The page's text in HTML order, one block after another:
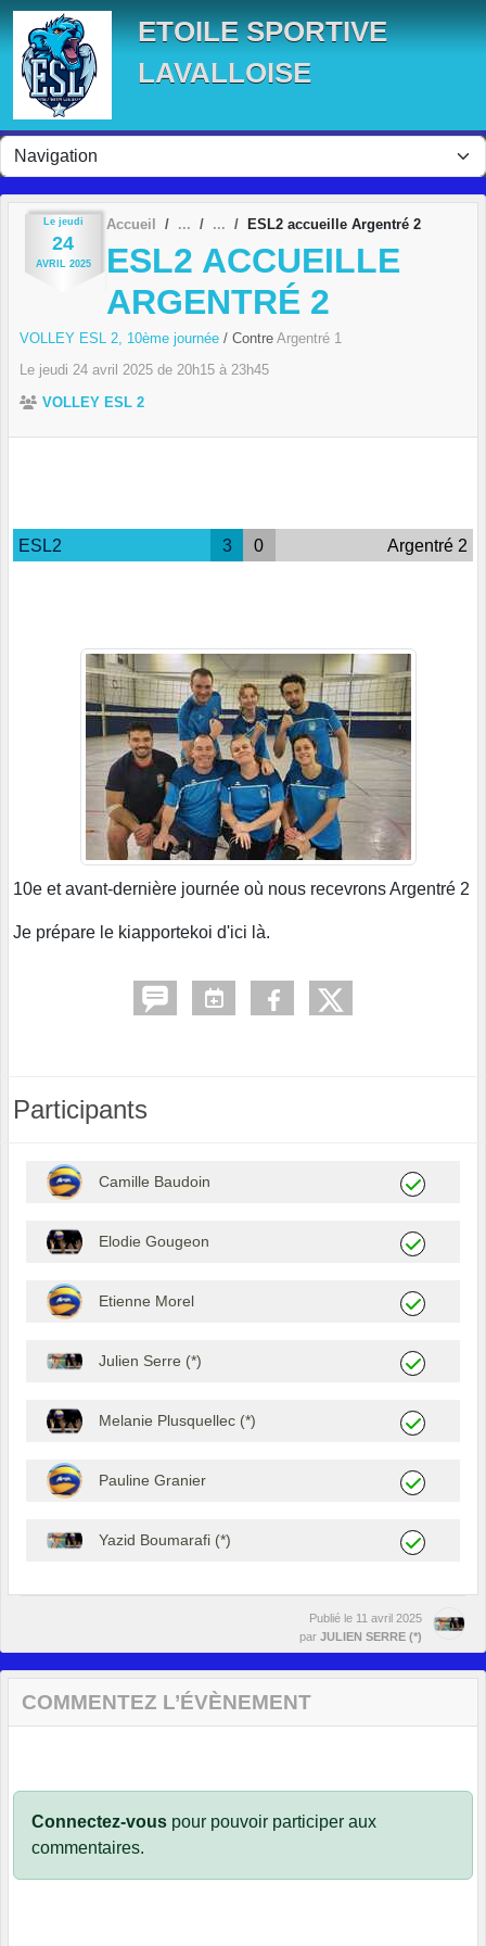
ETOILE SPORTIVE
LAVALLOISE
Le jeudi
24
AVRIL 2025
Accueil ESL2 accueille Argentré 2
ESL2 ACCUEILLE
ARGENTRÉ 2
VOLLEY ESL 2, 10ème journée / Contre Argentré 1
Le jeudi 24 avril 2025 de 20h15 à 23h45
VOLLEY ESL 2
ESL2 3 0 Argentré 2
10e et avant-dernière journée où nous recevrons Argentré 2
Je prépare le kiapportekoi d'ici là.
Participants
Camille Baudoin
Elodie Gougeon
Etienne Morel
Julien Serre (*)
Melanie Plusquellec (*)
Pauline Granier
Yazid Boumarafi (*)
Publié le 11 avril 2025
par JULIEN SERRE (*)
COMMENTEZ L’ÉVÈNEMENT
Connectez-vous pour pouvoir participer aux
commentaires.
Panneau de gestion des cookies